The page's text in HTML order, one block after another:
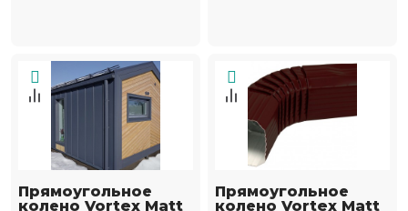
Прямоугольное
колено Vortex Matt
Прямоугольное
колено Vortex Matt